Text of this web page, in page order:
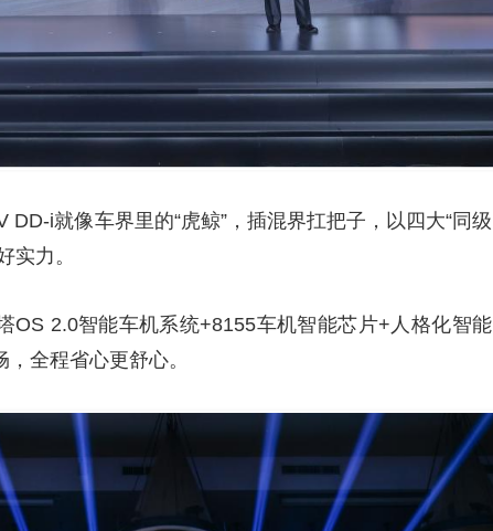
i就像车界里的“虎鲸”，插混界扛把子，以四大“同级
实力。
OS 2.0智能车机系统+8155车机智能芯片+人格化智能
全程省心更舒心。